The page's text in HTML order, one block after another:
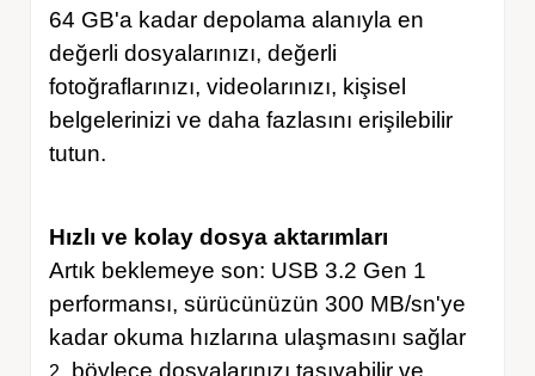
64 GB'a kadar depolama alanıyla en
değerli dosyalarınızı, değerli
fotoğraflarınızı, videolarınızı, kişisel
belgelerinizi ve daha fazlasını erişilebilir
tutun.
Hızlı ve kolay dosya aktarımları
Artık beklemeye son: USB 3.2 Gen 1
performansı, sürücünüzün 300 MB/sn'ye
kadar okuma hızlarına ulaşmasını sağlar
2 , böylece dosyalarınızı taşıyabilir ve